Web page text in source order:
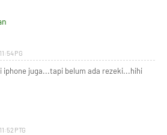
PG
iphone juga...tapi belum ada rezeki...hihi
PTG